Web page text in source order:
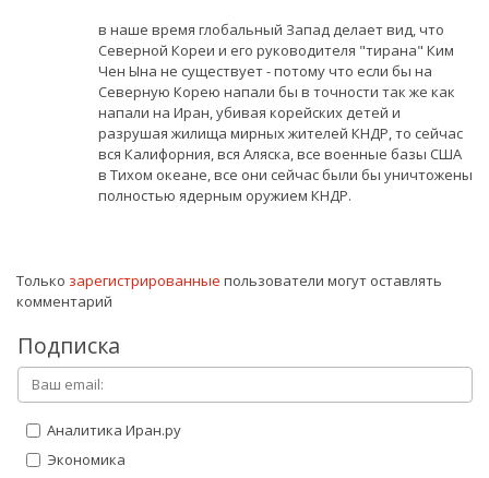
в наше время глобальный Запад делает вид, что
Северной Кореи и его руководителя "тирана" Ким
Чен Ына не существует - потому что если бы на
Северную Корею напали бы в точности так же как
напали на Иран, убивая корейских детей и
разрушая жилища мирных жителей КНДР, то сейчас
вся Калифорния, вся Аляска, все военные базы США
в Тихом океане, все они сейчас были бы уничтожены
полностью ядерным оружием КНДР.
Только зарегистрированные пользователи могут оставлять
комментарий
Подписка
Аналитика Иран.ру
Экономика